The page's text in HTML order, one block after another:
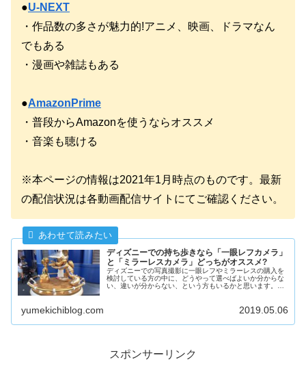
●U-NEXT
・作品数の多さが魅力的!アニメ、映画、ドラマなん
でもある
・漫画や雑誌もある
●AmazonPrime
・普段からAmazonを使うならオススメ
・音楽も聴ける
※本ページの情報は2021年1月時点のものです。最新
の配信状況は各動画配信サイトにてご確認ください。
ディズニーでの持ち歩きなら「一眼レフカメラ」
と「ミラーレスカメラ」どっちがオススメ?
ディズニーでの写真撮影に一眼レフやミラーレスの購入を
検討している方の中に、どうやって選べばよいか分からな
い、違いが分からない、という方もいるかと思います。今
yumekichiblog.com 2019.05.06
スポンサーリンク